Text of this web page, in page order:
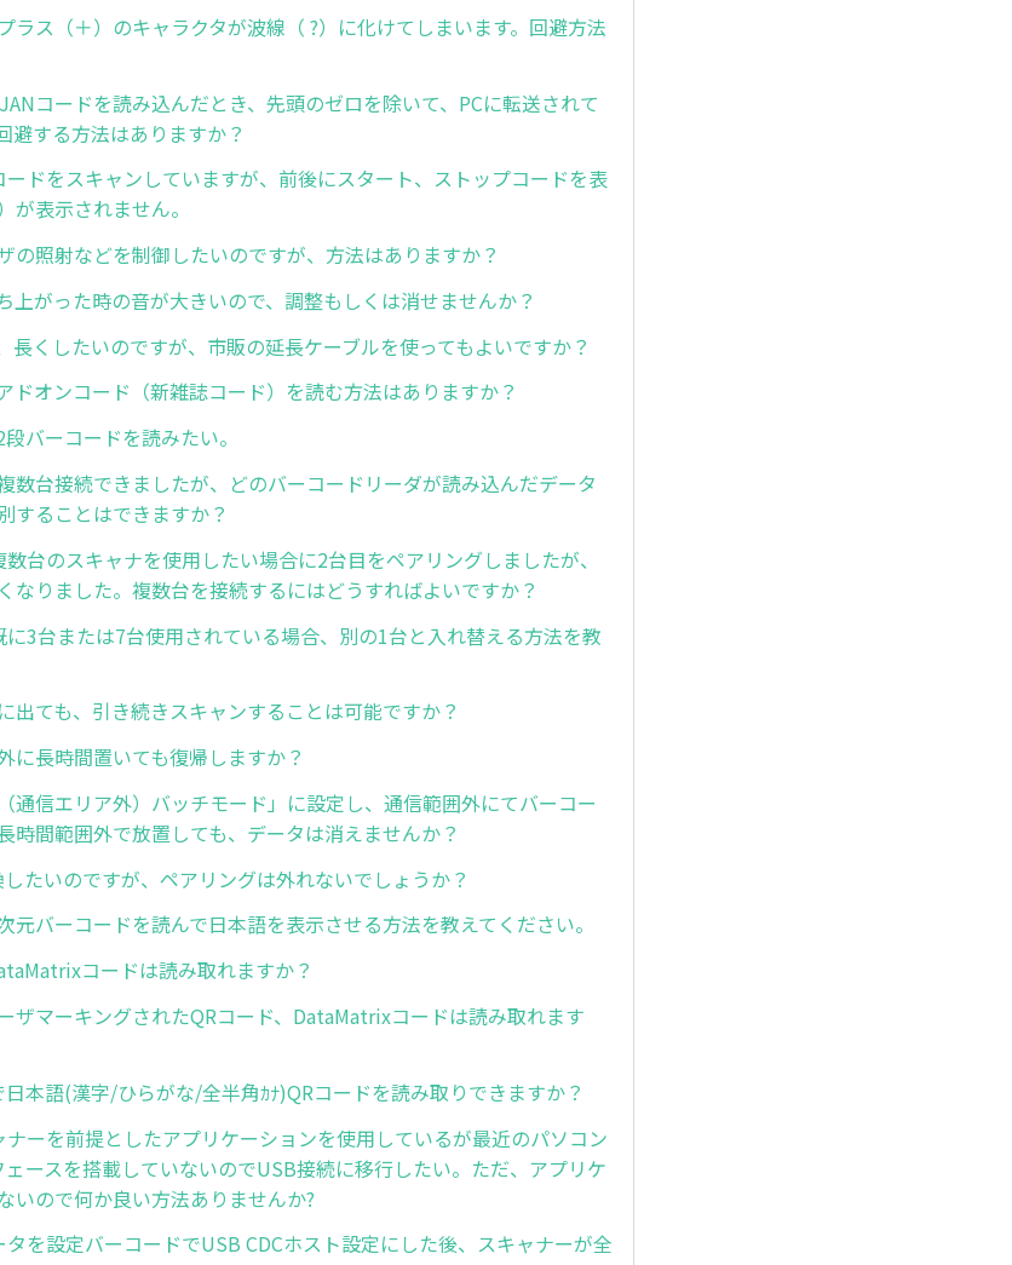
ラス（＋）のキャラクタが波線（ ?）に化けてしまいます。回避方法
コードを読み込んだとき、先頭のゼロを除いて、PCに転送されて
避する方法はありますか？
ドをスキャンしていますが、前後にスタート、ストップコードを表
が表示されません。
の照射などを制御したいのですが、方法はありますか？
上がった時の音が大きいので、調整もしくは消せませんか？
長くしたいのですが、市販の延長ケーブルを使ってもよいですか？
ドオンコード（新雑誌コード）を読む方法はありますか？
バーコードを読みたい。
数台接続できましたが、どのバーコードリーダが読み込んだデータ
することはできますか？
台のスキャナを使用したい場合に2台目をペアリングしましたが、
なりました。複数台を接続するにはどうすればよいですか？
3台または7台使用されている場合、別の1台と入れ替える方法を教
出ても、引き続きスキャンすることは可能ですか？
に長時間置いても復帰しますか？
通信エリア外）バッチモード」に設定し、通信範囲外にてバーコー
時間範囲外で放置しても、データは消えませんか？
たいのですが、ペアリングは外れないでしょうか？
元バーコードを読んで日本語を表示させる方法を教えてください。
コードは読み取れますか？
ザマーキングされたQRコード、DataMatrixコードは読み取れます
本語(漢字/ひらがな/全半角ｶﾅ)QRコードを読み取りできますか？
ナーを前提としたアプリケーションを使用しているが最近のパソコン
ェースを搭載していないのでUSB接続に移行したい。ただ、アプリケ
いので何か良い方法ありませんか?
を設定バーコードでUSB CDCホスト設定にした後、スキャナーが全